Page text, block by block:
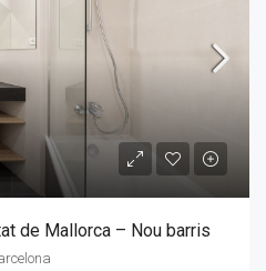
de Mallorca – Nou barris